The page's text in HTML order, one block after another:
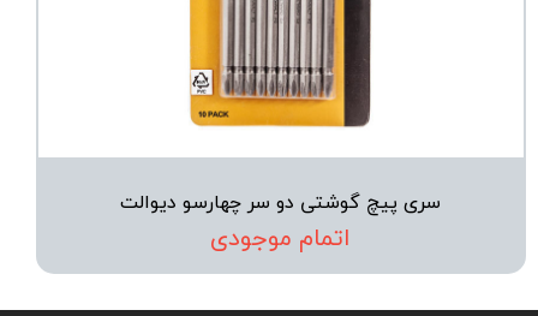
سری پیچ گوشتی دو سر چهارسو دیوالت
اتمام موجودی